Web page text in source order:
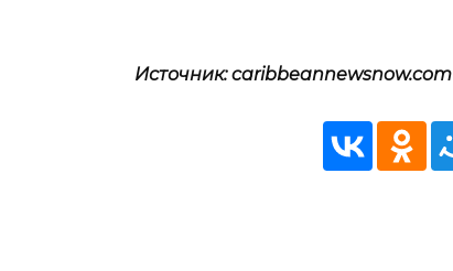
Источник: caribbeannewsnow.com